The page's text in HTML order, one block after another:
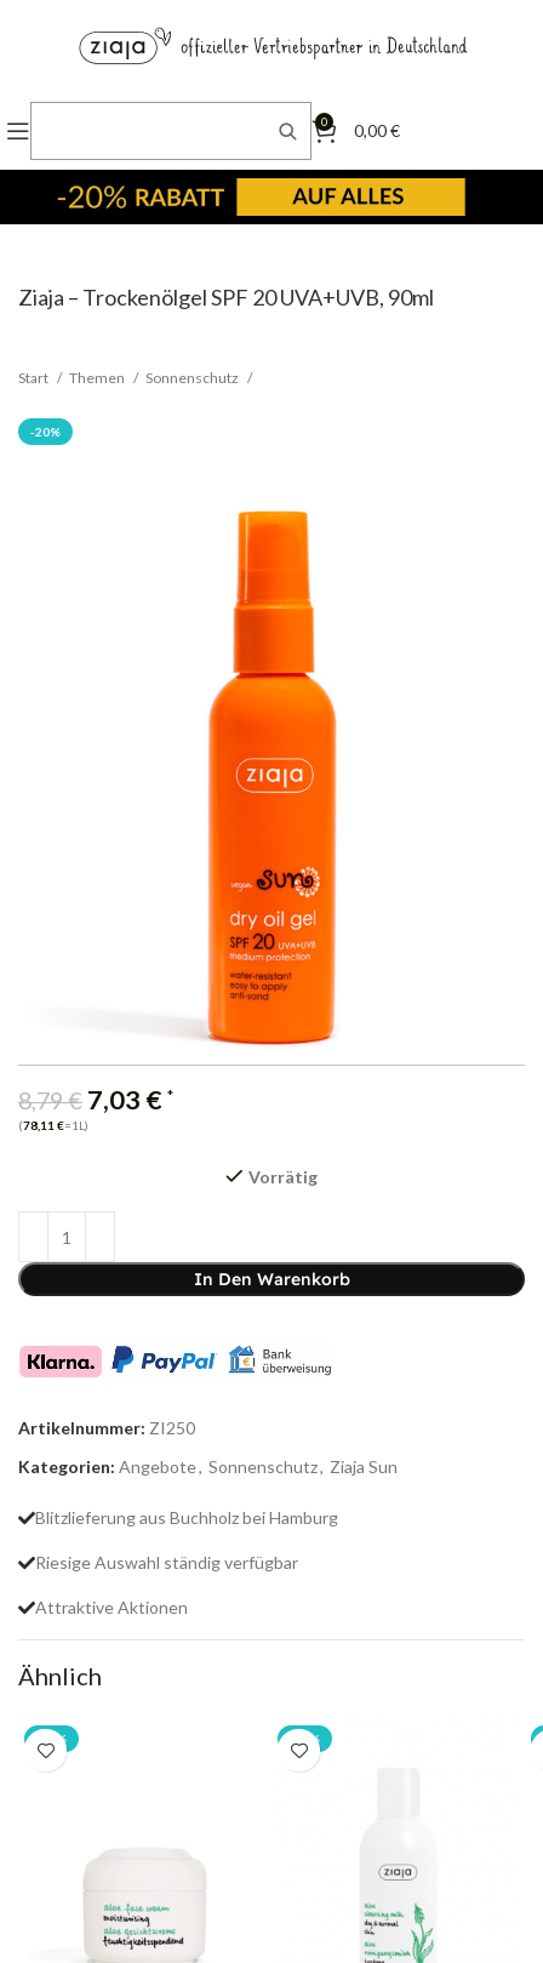
0 0,00€
Ziaja – Trockenölgel SPF 20 UVA+UVB, 90ml
Start Themen Sonnenschutz
-20%
8,79€ 7,03 € *
(78,11€=1L)
Vorrätig
In Den Warenkorb
Artikelnummer: ZI250
Kategorien: Angebote, Sonnenschutz, Ziaja Sun
Blitzlieferung aus Buchholz bei Hamburg
Riesige Auswahl ständig verfügbar
Attraktive Aktionen
Ähnlich
-20% -20%